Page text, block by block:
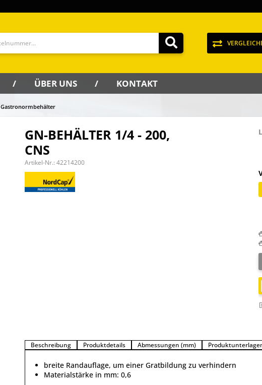
ÜBER UNS KONTAKT
Gastronormbehälter
GN-BEHÄLTER 1/4 - 200,
CNS
Artikel-Nr.: 42214200
Beschreibung Produktdetails Abmessungen (mm)
breite Randauflage, um einer Gratbildung zu verhindern
Materialstärke in mm: 0,6